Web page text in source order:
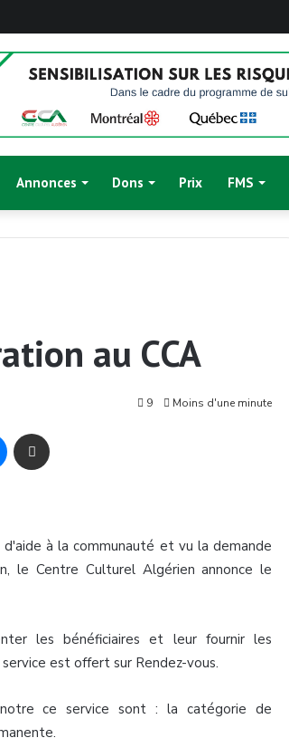
Annonces Dons Prix FMS
au CCA
9 Moins d'une minute
d'aide à lacommunauté et vu lademande
, le Centre Culturel Algérien annonce le
lesbénéficiaires et leur fournirles
est offert sur Rendez-vous.
notre ce servicesont : lacatégorie de
.